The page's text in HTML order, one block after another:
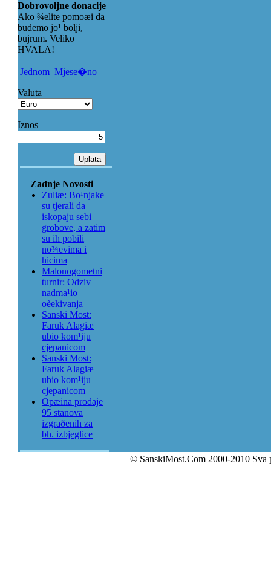
Dobrovoljne donacije
Ako ¾elite pomoæi da
budemo jo¹ bolji,
bujrum. Veliko
HVALA!
Jednom Mjese�no
Valuta
Iznos
Zadnje Novosti
Zuliæ: Bo¹njake
su tjerali da
iskopaju sebi
grobove, a zatim
su ih pobili
no¾evima i
hicima
Malonogometni
turnir: Odziv
nadma¹io
oèekivanja
Sanski Most:
Faruk Alagiæ
ubio kom¹iju
cjepanicom
Sanski Most:
Faruk Alagiæ
ubio kom¹iju
cjepanicom
Opæina prodaje
95 stanova
izgraðenih za
bh. izbjeglice
© SanskiMost.Com 2000-2010